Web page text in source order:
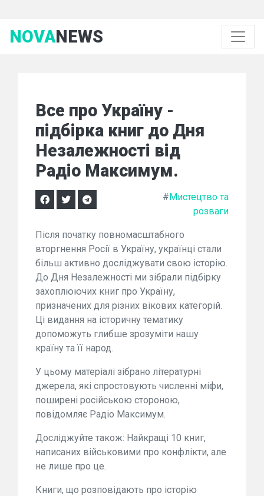
NOVANEWS
Все про Україну -
підбірка книг до Дня
Незалежності від
Радіо Максимум.
#Мистецтво та
розваги
Після початку повномасштабного
вторгнення Росії в Україну, українці стали
більш активно досліджувати свою історію.
До Дня Незалежності ми зібрали підбірку
захоплюючих книг про Україну,
призначених для різних вікових категорій.
Ці видання на історичну тематику
допоможуть глибше зрозуміти нашу
країну та її народ.
У цьому матеріалі зібрано літературні
джерела, які спростовують численні міфи,
поширені російською стороною,
повідомляє Радіо Максимум.
Досліджуйте також: Найкращі 10 книг,
написаних військовими про конфлікти, але
не лише про це.
Книги, що розповідають про історію